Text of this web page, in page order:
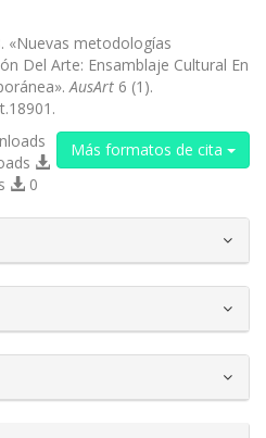
«Nuevas metodologías
Del Arte: Ensamblaje Cultural En
AusArt 6 (1).
Más formatos de cita
0